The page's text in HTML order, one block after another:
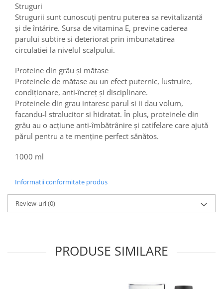
Struguri
Strugurii sunt cunoscuți pentru puterea sa revitalizantă
și de întărire. Sursa de vitamina E, previne caderea
parului subtire si deteriorat prin imbunatatirea
circulatiei la nivelul scalpului.
Proteine ​​din grâu și mătase
Proteinele de mătase au un efect puternic, lustruire,
condiționare, anti-încreț și disciplinare.
Proteinele din grau intaresc parul si ii dau volum,
facandu-l stralucitor si hidratat. În plus, proteinele din
grâu au o acțiune anti-îmbătrânire și catifelare care ajută
părul pentru a te menține perfect sănătos.
1000 ml
Informatii conformitate produs
Review-uri(0)
PRODUSE SIMILARE